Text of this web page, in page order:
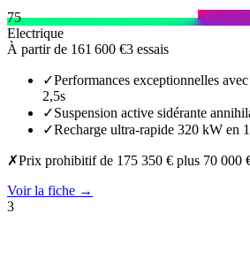
75
Electrique
À partir de 161 600 €3 essais
✓Performances exceptionnelles
2,5s
✓Suspension active sidérante
✓Recharge ultra-rapide 320 kW en
✗Prix prohibitif de 175 350 € plus 70 000
Voir la fiche →
3